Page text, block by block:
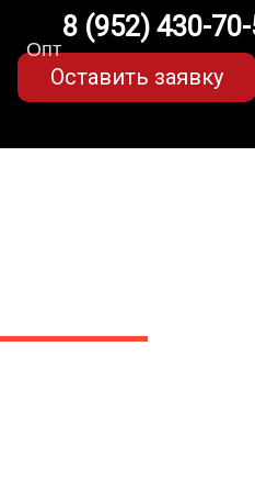
Опт
8 (952) 430-
Оставить заявку